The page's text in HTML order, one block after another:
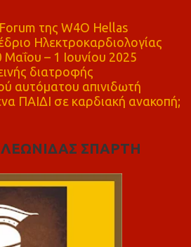
της W4O Hellas
Ηλεκτροκαρδιολογίας
– 1 Ιουνίου 2025
διατροφής
αυτόματου απινιδωτή
ΠΑΙΔΙ σε καρδιακή ανακοπή;
ΣΠΑΡΤΗ